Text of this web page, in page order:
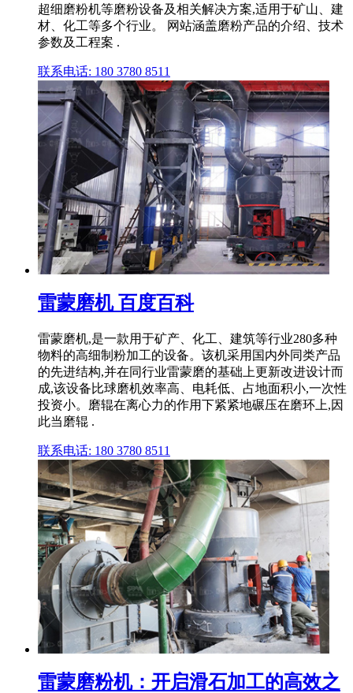
超细磨粉机等磨粉设备及相关解决方案,适用于矿山、建
材、化工等多个行业。 网站涵盖磨粉产品的介绍、技术
参数及工程案 .
联系电话: 180 3780 8511
雷蒙磨机 百度百科
雷蒙磨机,是一款用于矿产、化工、建筑等行业280多种
物料的高细制粉加工的设备。该机采用国内外同类产品
的先进结构,并在同行业雷蒙磨的基础上更新改进设计而
成,该设备比球磨机效率高、电耗低、占地面积小,一次性
投资小。磨辊在离心力的作用下紧紧地碾压在磨环上,因
此当磨辊 .
联系电话: 180 3780 8511
雷蒙磨粉机：开启滑石加工的高效之